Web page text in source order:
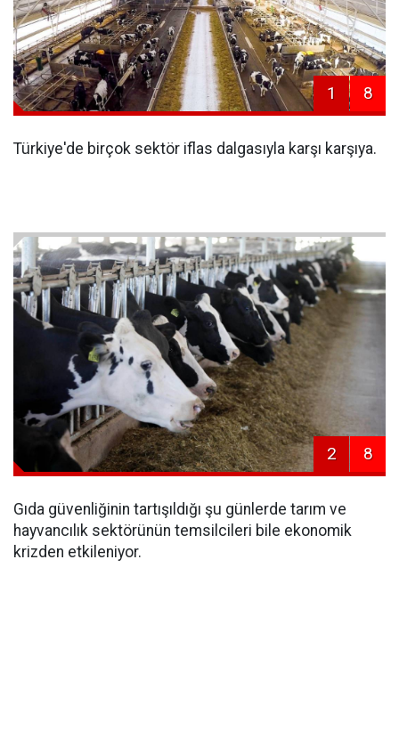
1 8
Türkiye'de birçok sektör iflas dalgasıyla karşı karşıya.
2 8
Gıda güvenliğinin tartışıldığı şu günlerde tarım ve
hayvancılık sektörünün temsilcileri bile ekonomik
krizden etkileniyor.